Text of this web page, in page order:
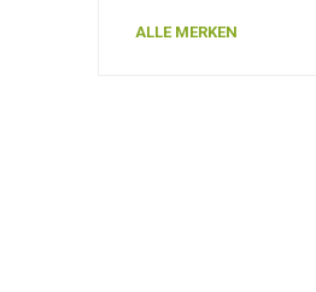
ALLE MERKEN